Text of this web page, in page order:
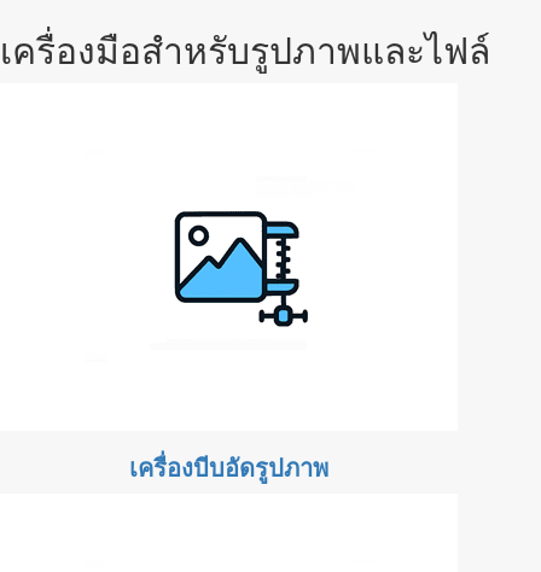
เครื่องมือสำหรับรูปภาพและไฟล์
เครื่องบีบอัดรูปภาพ